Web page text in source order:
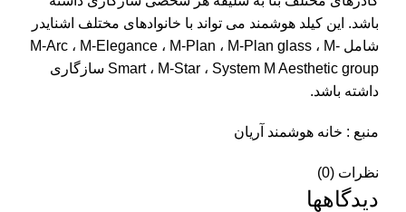
باشد. این کیلد هوشمند می تواند با خانوادهای مختلف اشنایدر
شامل M-Arc ، M-Elegance ، M-Plan ، M-Plan glass ، M-
Smart ، M-Star ، System M Aesthetic group سازگاری
داشته باشد.
منبع : خانه هوشمند آریان
نظرات (0)
دیدگاهها